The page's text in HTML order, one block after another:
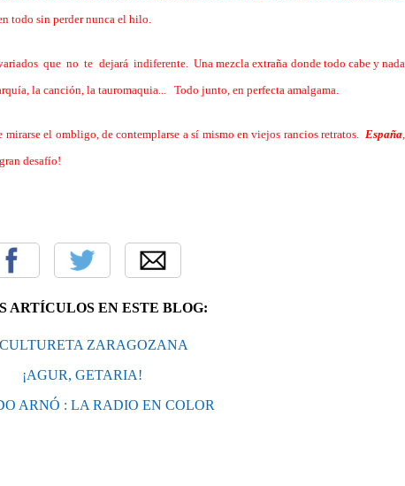
todo sin perder nunca el hilo.
que no te dejará indiferente. Una mezcla extraña donde todo cabe y nada
la canción, la tauromaquia... Todo junto, en perfecta amalgama.
mirarse el ombligo, de contemplarse a sí mismo en viejos rancios retratos. España
desafío!
ARTÍCULOS EN ESTE BLOG:
ZARAGOZANA
¡AGUR, GETARIA!
ARNÓ : LA RADIO EN COLOR